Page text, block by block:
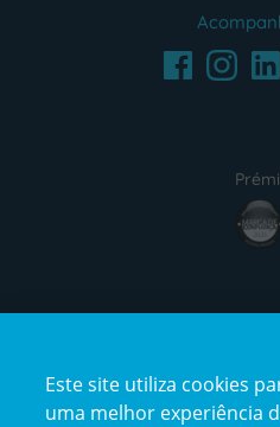
FacebookInstagram
award4
Este site utiliza cookies
uma melhor experiência